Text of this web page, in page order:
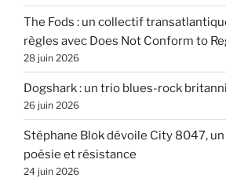
The Fods : un collectif
règles avec Does Not Conform to
28 juin 2026
Dogshark : un trio blues-rock
26 juin 2026
Stéphane Blok dévoile City 8047,
poésie et résistance
24 juin 2026